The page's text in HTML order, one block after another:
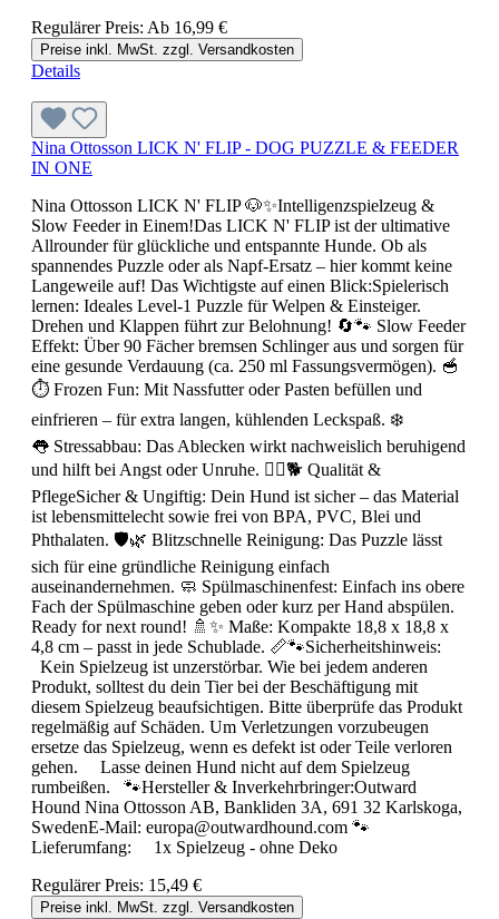
Regulärer Preis: Ab 16,99 €
Preise inkl. MwSt. zzgl. Versandkosten
Details
Nina Ottosson LICK N' FLIP - DOG PUZZLE & FEEDER
IN ONE
Nina Ottosson LICK N' FLIP 🐶✨Intelligenzspielzeug &
Slow Feeder in Einem!Das LICK N' FLIP ist der ultimative
Allrounder für glückliche und entspannte Hunde. Ob als
spannendes Puzzle oder als Napf-Ersatz – hier kommt keine
Langeweile auf! Das Wichtigste auf einen Blick:Spielerisch
lernen: Ideales Level-1 Puzzle für Welpen & Einsteiger.
Drehen und Klappen führt zur Belohnung! 🔄🐾 Slow Feeder
Effekt: Über 90 Fächer bremsen Schlinger aus und sorgen für
eine gesunde Verdauung (ca. 250 ml Fassungsvermögen). 🥣
⏱️ Frozen Fun: Mit Nassfutter oder Pasten befüllen und
einfrieren – für extra langen, kühlenden Leckspaß. ❄️
👅 Stressabbau: Das Ablecken wirkt nachweislich beruhigend
und hilft bei Angst oder Unruhe. 🧘‍♂️🐕 Qualität &
PflegeSicher & Ungiftig: Dein Hund ist sicher – das Material
ist lebensmittelecht sowie frei von BPA, PVC, Blei und
Phthalaten. 🛡️🌿 Blitzschnelle Reinigung: Das Puzzle lässt
sich für eine gründliche Reinigung einfach
auseinandernehmen. 🧼 Spülmaschinenfest: Einfach ins obere
Fach der Spülmaschine geben oder kurz per Hand abspülen.
Ready for next round! 🚿✨ Maße: Kompakte 18,8 x 18,8 x
4,8 cm – passt in jede Schublade. 📏🐾Sicherheitshinweis:
Kein Spielzeug ist unzerstörbar. Wie bei jedem anderen
Produkt, solltest du dein Tier bei der Beschäftigung mit
diesem Spielzeug beaufsichtigen. Bitte überprüfe das Produkt
regelmäßig auf Schäden. Um Verletzungen vorzubeugen
ersetze das Spielzeug, wenn es defekt ist oder Teile verloren
gehen. Lasse deinen Hund nicht auf dem Spielzeug
rumbeißen. 🐾Hersteller & Inverkehrbringer:Outward
Hound Nina Ottosson AB, Bankliden 3A, 691 32 Karlskoga,
SwedenE-Mail: europa@outwardhound.com 🐾
Lieferumfang: 1x Spielzeug - ohne Deko
Regulärer Preis: 15,49 €
Preise inkl. MwSt. zzgl. Versandkosten